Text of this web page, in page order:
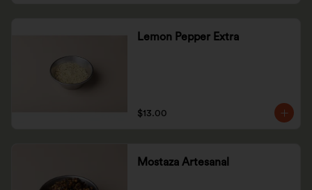
Lemon Pepper Extra
$13.00
Mostaza Artesanal